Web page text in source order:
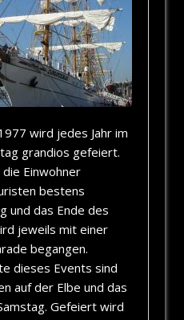
wird jedes Jahr im
grandios gefeiert.
Einwohner
bestens
und das Ende des
jeweils mit einer
begangen.
dieses Events sind
auf der Elbe und das
Gefeiert wird